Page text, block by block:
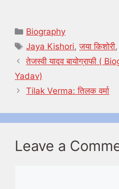
Categories
Biography
Tags
Jaya Kishori,जया किशोरी
तेजस्वी यादव बायोग्राफी (
Yadav)
Tilak Verma: तिलक वर्मा
Leave a